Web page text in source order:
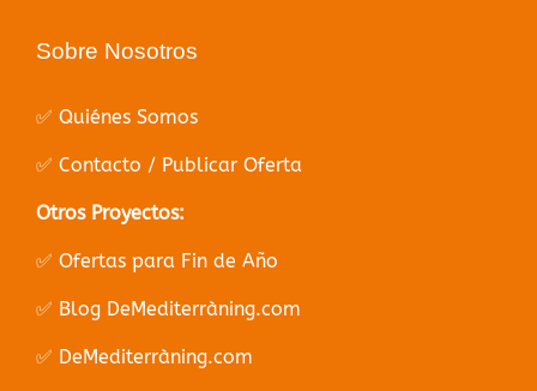
Sobre Nosotros
✅ Quiénes Somos
✅ Contacto / Publicar Oferta
Otros Proyectos:
✅ Ofertas para Fin de Año
✅ Blog DeMediterràning.com
✅ DeMediterràning.com